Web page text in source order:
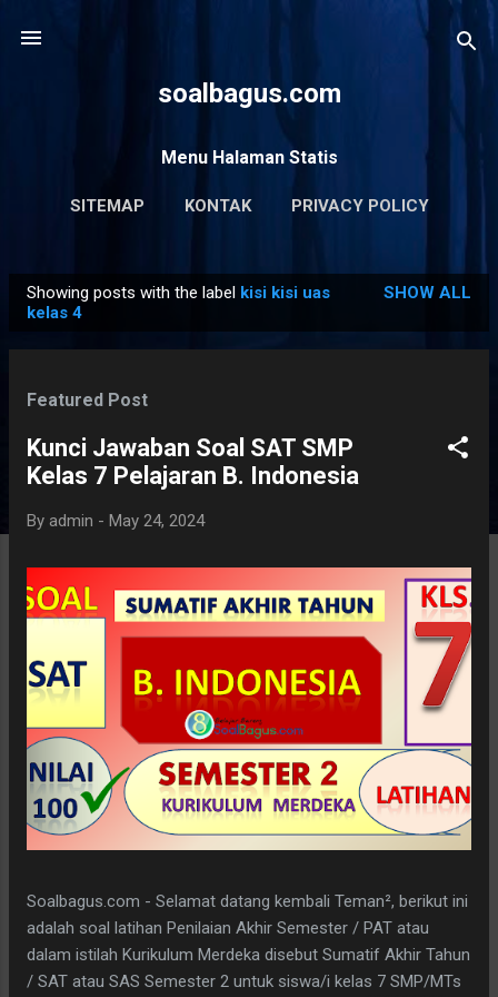
soalbagus.com
Menu Halaman Statis
SITEMAP KONTAK PRIVACY POLICY
Showing posts with the label kisi kisi uas
kelas 4
SHOW ALL
Featured Post
Kunci Jawaban Soal SAT SMP
Kelas 7 Pelajaran B. Indonesia
By admin - May 24, 2024
Soalbagus.com - Selamat datang kembali Teman², berikut ini
adalah soal latihan Penilaian Akhir Semester / PAT atau
dalam istilah Kurikulum Merdeka disebut Sumatif Akhir Tahun
/ SAT atau SAS Semester 2 untuk siswa/i kelas 7 SMP/MTs